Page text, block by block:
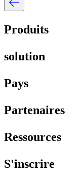
Produits​​
solution​​
Pays​​
Partenaires​​
Ressources​​
S'inscrire​​